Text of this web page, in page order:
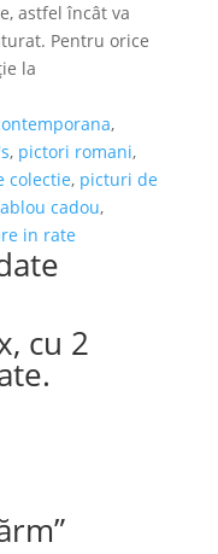
astfel încât va
Pentru orice
la
,
, pictori romani,
colectie, picturi de
cadou,
in rate
cu 2